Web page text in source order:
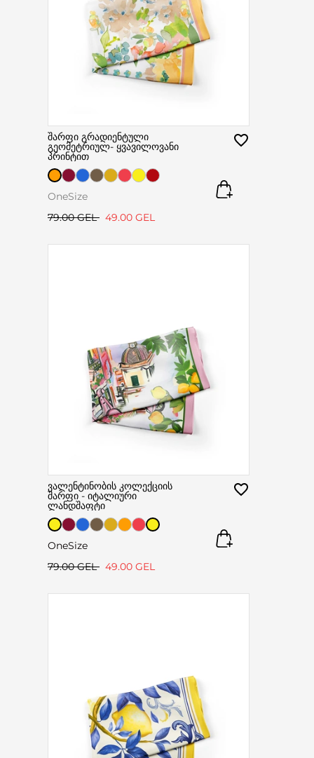
შარფი გრადიენტული
გეომეტრიულ- ყვავილოვანი
პრინტით
OneSize
79.00 GEL 49.00 GEL
ვალენტინობის კოლექციის
შარფი - იტალიური
ლანდშაფტი
OneSize
79.00 GEL 49.00 GEL